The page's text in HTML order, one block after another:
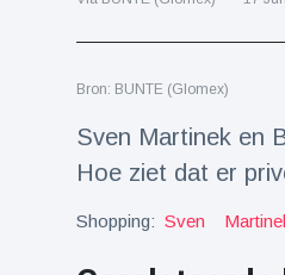
Reizen & Avontuur
Laatste nieuws
Draakachtig
zeedier
aangespoeld
17 July
43
op
Bron: BUNTE (Glomex)
Sven Martinek en
Hoe ziet dat er
Shopping: Sven